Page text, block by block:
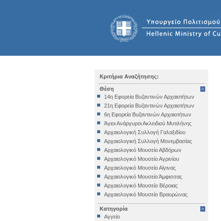
Κριτήρια Αναζήτησης:
Θέση
14η Εφορεία Βυζαντινών Αρχαιοτήτων
21η Εφορεία Βυζαντινών Αρχαιοτήτων
6η Εφορεία Βυζαντινών Αρχαιοτήτων
Άγιοι Ανάργυροι Ακλειδιού Μυτιλήνης
Αρχαιολογική Συλλογή Γαλαξιδίου
Αρχαιολογική Συλλογή Μονεμβασίας
Αρχαιολογικό Μουσείο Αβδήρων
Αρχαιολογικό Μουσείο Αγρινίου
Αρχαιολογικό Μουσείο Αίγινας
Αρχαιολογικό Μουσείο Άμφισσας
Αρχαιολογικό Μουσείο Βέροιας
Αρχαιολογικό Μουσείο Βραυρώνας
Αρχαιολογικό Μουσείο Δελφών
Αρχαιολογικό Μουσείο Ηγουμενίτσας
Κατηγορία
Αγγείο